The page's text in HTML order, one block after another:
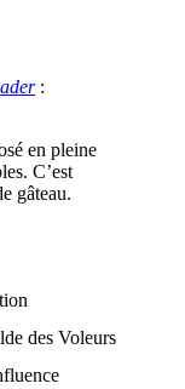
:
en pleine
C’est
gâteau.
des Voleurs